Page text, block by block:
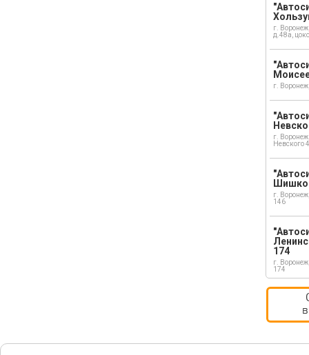
г.
д.48а,
г.
г.
Невского
г.
146
174
г.
174